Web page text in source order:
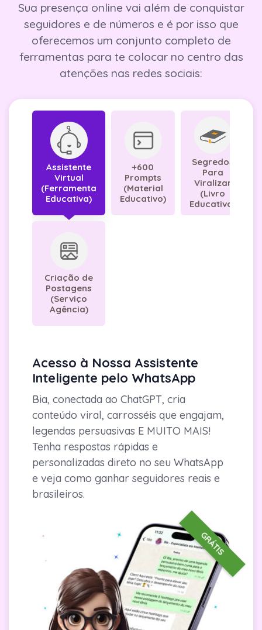
Sua presença online vai além de conquistar
seguidores e de números e é por isso que
oferecemos um conjunto completo de
ferramentas para te colocar no centro das
atenções nas redes sociais:
Assistente
Virtual
(Ferramenta
Educativa)
+600
Prompts
(Material
Educativo)
Segredos
Para
Viralizar
(Livro
Educativo)
Criação de
Postagens
(Serviço
Agência)
Acesso à Nossa Assistente
Inteligente pelo WhatsApp
Bia, conectada ao ChatGPT, cria
conteúdo viral, carrosséis que engajam,
legendas persuasivas E MUITO MAIS!
Tenha respostas rápidas e
personalizadas direto no seu WhatsApp
e veja como ganhar seguidores reais e
brasileiros.
GRÁTIS